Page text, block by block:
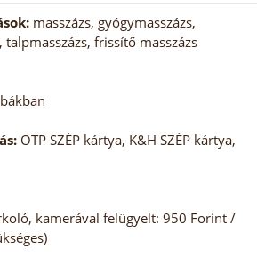
masszázs, gyógymasszázs,
frissítő masszázs
OTP SZÉP kártya, K&H SZÉP kártya,
kamerával felügyelt: 950 Forint /